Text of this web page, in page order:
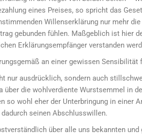
eines Preises, so spricht das
Willenserklärung nur mehr
gebunden fühlen. Maßgeblich ist hier
Erklärungsempfänger verstanden
an einer gewissen Sensibilität
nur ausdrücklich, sondern auch
die wohlverdiente Wurstsemmel in
so wohl eher der Unterbringung in einer
seinen Abschlusswillen.
über alle uns bekannten